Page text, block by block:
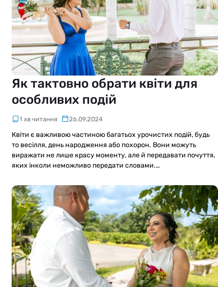
Як тактовно обрати квіти для
особливих подій
1 хв читання 26.09.2024
Квіти є важливою частиною багатьох урочистих подій, будь
то весілля, день народження або похорон. Вони можуть
виражати не лише красу моменту, але й передавати почуття,
яких інколи неможливо передати словами.…